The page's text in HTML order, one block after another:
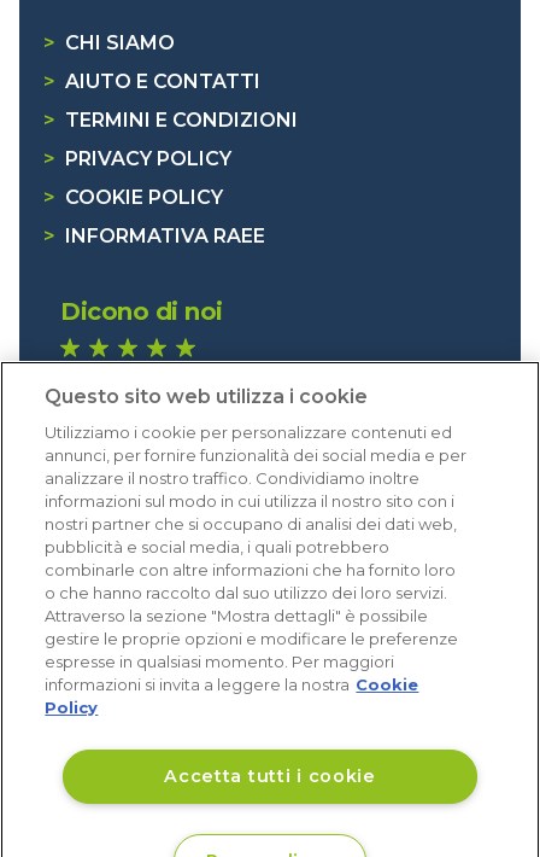
> CHI SIAMO
> AIUTO E CONTATTI
> TERMINI E CONDIZIONI
>
PRIVACY POLICY
> COOKIE POLICY
>
INFORMATIVA RAEE
Dicono di noi
Eccellente (4,8)
Acquisti verificati
Questo sito web utilizza i cookie
Utilizziamo i cookie per personalizzare contenuti ed
annunci, per fornire funzionalità dei social media e per
analizzare il nostro traffico. Condividiamo inoltre
informazioni sul modo in cui utilizza il nostro sito con i
nostri partner che si occupano di analisi dei dati web,
pubblicità e social media, i quali potrebbero
combinarle con altre informazioni che ha fornito loro
o che hanno raccolto dal suo utilizzo dei loro servizi.
Attraverso la sezione "Mostra dettagli" è possibile
gestire le proprie opzioni e modificare le preferenze
espresse in qualsiasi momento. Per maggiori
informazioni si invita a leggere la nostra Cookie
Policy
Accetta tutti i cookie